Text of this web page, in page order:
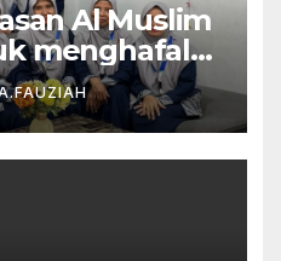
Al Muslim
menghafal